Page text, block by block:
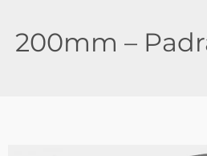
200mm –